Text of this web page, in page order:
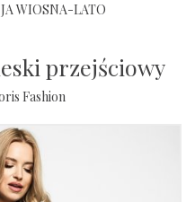
WIOSNA-LATO
przejściowy
Fashion